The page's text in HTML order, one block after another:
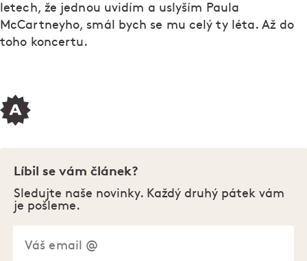
letech, že jednou uvidím a uslyším Paula
McCartneyho, smál bych se mu celý ty léta. Až do
toho koncertu.
Líbil se vám článek?
Sledujte naše novinky. Každý druhý pátek vám
je pošleme.